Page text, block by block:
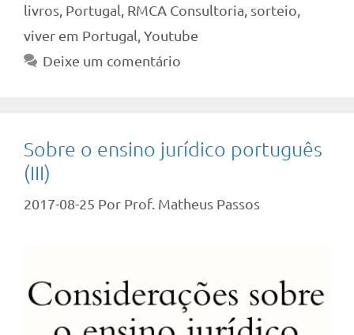
livros Portugal RMCA Consultoria sorteio
viver em Portugal Youtube
Deixe um comentário
Sobre o ensino jurídico português
(III)
2017-08-25 Por Prof. Matheus Passos